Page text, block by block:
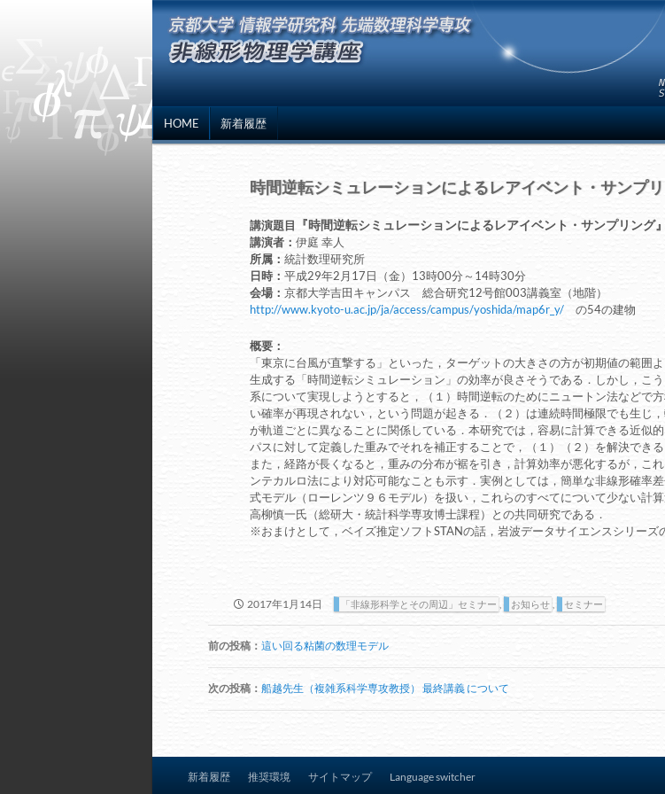
HOME 新着履歴
時間逆転シミュレーションによるレアイベント・サンプ
講演題目 『時間逆転シミュレーションによるレアイベント・サンプリング』
講演者： 伊庭 幸人
所属： 統計数理研究所
日時： 平成29年2月17日（金）13時00分～14時30分
会場： 京都大学吉田キャンパス 総合研究12号館003講義室（地階）
http://www.kyoto-u.ac.jp/ja/access/campus/yoshida/map6r_y/ の54の建物
概要：
「東京に台風が直撃する」といった，ターゲットの大きさの方が初期値の範囲
生成する「時間逆転シミュレーション」の効率が良さそうである．しかし，こ
系について実現しようとすると，（１）時間逆転のためにニュートン法などで
い確率が再現されない，という問題が起きる．（２）は連続時間極限でも生じ
が軌道ごとに異なることに関係している．本研究では，容易に計算できる近似
パスに対して定義した重みでそれを補正することで，（１）（２）を解決できる
また，経路が長くなると，重みの分布が裾を引き，計算効率が悪化するが，こ
ンテカルロ法により対応可能なことも示す．実例としては，簡単な非線形確率
式モデル（ローレンツ９６モデル）を扱い，これらのすべてについて少ない計
高柳慎一氏（総研大・統計科学専攻博士課程）との共同研究である．
※おまけとして，ベイズ推定ソフトSTANの話，岩波データサイエンスシリーズ
2017年1月14日 「非線形科学とその周辺」セミナー お知らせ セミナー
投
ナ
ビ
ー
シ
前の投稿： 這い回る粘菌の数理モデル
次の投稿： 船越先生（複雑系科学専攻教授） 最終講義 について
新着履歴 推奨環境 サイトマップ Language switcher